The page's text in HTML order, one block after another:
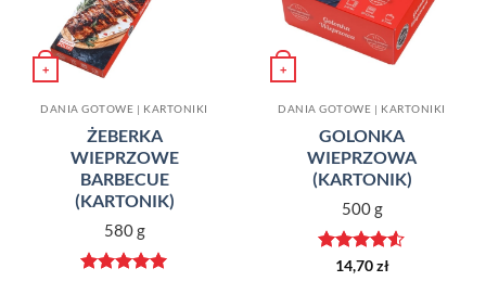
+
DANIA GOTOWE | KARTONIKI
ŻEBERKA
WIEPRZOWE
BARBECUE
(KARTONIK)
580 g
+
DANIA GOTOWE | KARTONIKI
GOLONKA
WIEPRZOWA
(KARTONIK)
500 g
Oceniono
14,70zł